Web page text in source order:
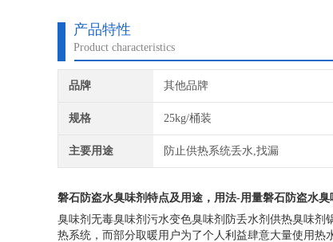
产品特性
Product characteristics
品牌 其他品牌
规格 25kg/桶装
主要用途 防止供热系统丢水,找漏
磐石防盗水臭味剂特点及用途，用法-用量磐石防盗水
臭味剂无毒臭味剂污水变色臭味剂防丢水剂供热臭味
热系统，而部分取暖用户为了个人利益肆意大量使用热